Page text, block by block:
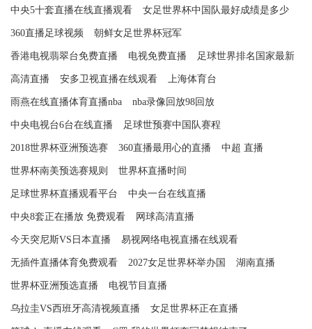
中央5十套直播在线直播观看 女足世界杯中国队最好成绩是多少
360直播足球视频 朝鲜女足世界杯冠军
香港电视翡翠台免费直播 电视免费直播 足球世界排名国家最新
高清直播 安多卫视直播在线观看 上海体育台
雨燕在线直播体育直播nba nba录像回放98回放
中央电视台6台在线直播 足球世预赛中国队赛程
2018世界杯亚洲预选赛 360直播最用心的直播 中超 直播
世界杯南美预选赛规则 世界杯直播时间
足球世界杯直播观看平台 中央一台在线直播
中央8套正在播放 免费观看 网球高清直播
今天突尼斯VS日本直播 易视网络电视直播在线观看
无插件直播体育免费观看 2027女足世界杯举办国 湖南直播
世界杯亚洲预选直播 电视节目直播
乌拉圭VS西班牙高清视频直播 女足世界杯正在直播